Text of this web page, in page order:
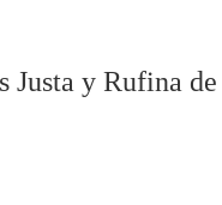
Justa y Rufina